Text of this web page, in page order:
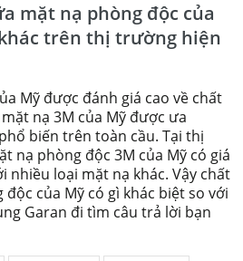
mặt nạ phòng độc của
trên thị trường hiện
Mỹ được đánh giá cao về chất
nạ 3M của Mỹ được ưa
biến trên toàn cầu. Tại thị
nạ phòng độc 3M của Mỹ có giá
nhiều loại mặt nạ khác. Vậy chất
của Mỹ có gì khác biệt so với
Garan đi tìm câu trả lời bạn